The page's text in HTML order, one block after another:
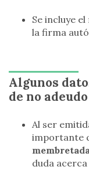
Se incluye
la firma
Algunos
de no adeudo
Al ser
importante
duda